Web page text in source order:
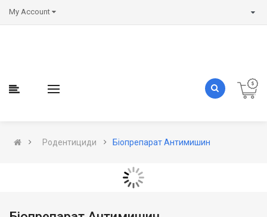
My Account
Родентициди Біопрепарат Антимишин